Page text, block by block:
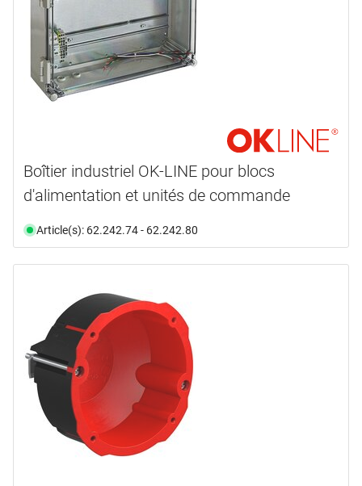
Boîtier industriel OK-LINE pour blocs
d'alimentation et unités de commande
Article(s): 62.242.74 - 62.242.80